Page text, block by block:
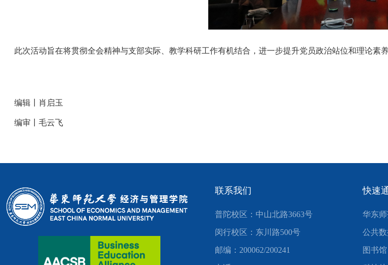
此次活动旨在将贯彻全会精神与支部实际、教学科研工作有机结合，进一步提升党员政治站位和理论素
编辑丨肖启玉
编审丨毛云飞
联系我们
普陀校区：中山北路3663号
闵行校区：东川路500号
邮编：200062/200241
快速
华东
公共
图书馆